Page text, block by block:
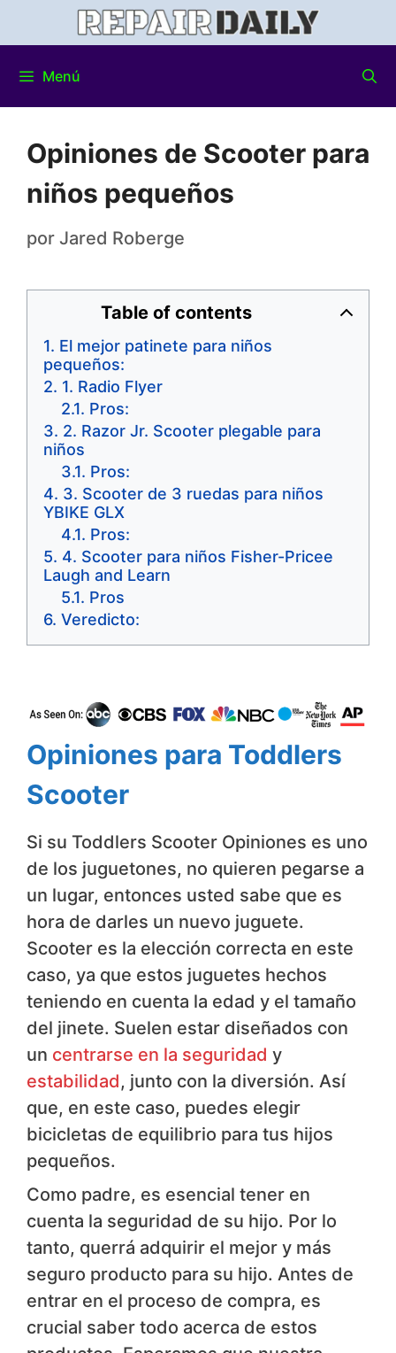
Menú
Opiniones de Scooter para
niños pequeños
por Jared Roberge
Table of contents
El mejor patinete para niños
pequeños:
1. Radio Flyer
Pros:
2. Razor Jr. Scooter plegable para
niños
Pros:
3. Scooter de 3 ruedas para niños
YBIKE GLX
Pros:
4. Scooter para niños Fisher-Pricee
Laugh and Learn
Pros
Veredicto:
Opiniones para Toddlers
Scooter
Si su Toddlers Scooter Opiniones es uno
de los juguetones, no quieren pegarse a
un lugar, entonces usted sabe que es
hora de darles un nuevo juguete.
Scooter es la elección correcta en este
caso, ya que estos juguetes hechos
teniendo en cuenta la edad y el tamaño
del jinete. Suelen estar diseñados con
un centrarse en la seguridad y
estabilidad, junto con la diversión. Así
que, en este caso, puedes elegir
bicicletas de equilibrio para tus hijos
pequeños.
Como padre, es esencial tener en
cuenta la seguridad de su hijo. Por lo
tanto, querrá adquirir el mejor y más
seguro producto para su hijo. Antes de
entrar en el proceso de compra, es
crucial saber todo acerca de estos